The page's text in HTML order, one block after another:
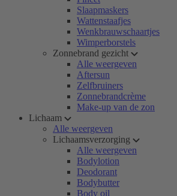
Slaapmaskers
Wattenstaafjes
Wenkbrauwschaartjes
Wimperborstels
Zonnebrand gezicht
Alle weergeven
Aftersun
Zelfbruiners
Zonnebrandcrème
Make-up van de zon
Lichaam
Alle weergeven
Lichaamsverzorging
Alle weergeven
Bodylotion
Deodorant
Bodybutter
Body oil